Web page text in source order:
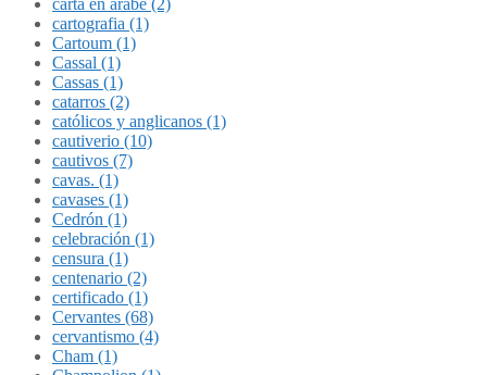
carta en árabe (2)
cartografia (1)
Cartoum (1)
Cassal (1)
Cassas (1)
catarros (2)
católicos y anglicanos (1)
cautiverio (10)
cautivos (7)
cavas. (1)
cavases (1)
Cedrón (1)
celebración (1)
censura (1)
centenario (2)
certificado (1)
Cervantes (68)
cervantismo (4)
Cham (1)